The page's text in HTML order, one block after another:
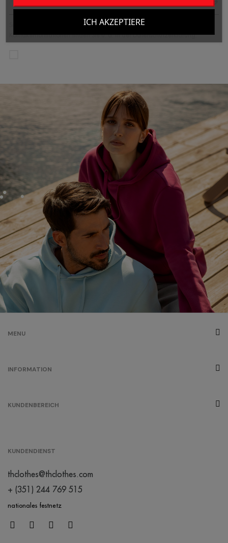
Sie können Ihr Einverständnis jederzeit widerrufen. Unsere
Kontaktinformationen finden Sie u. a. in der Datenschutzerklärung.
MENU
INFORMATION
KUNDENBEREICH
KUNDENDIENST
thclothes@thclothes.com
+ (351) 244 769 515
nationales festnetz
ICH AKZEPTIERE